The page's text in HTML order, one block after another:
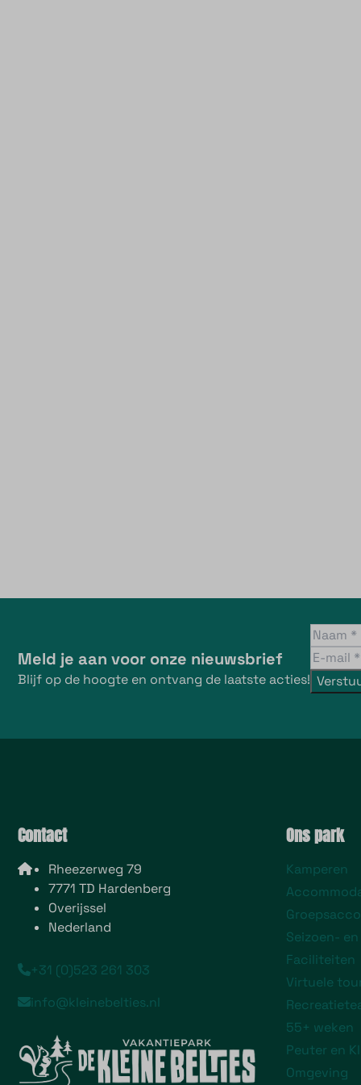
Meld je aan voor onze nieuwsbrief
Blijf op de hoogte en ontvang de laatste acties!
Contact
Rheezerweg 79
7771 TD Hardenberg
Overijssel
Nederland
+31 (0)523 261 303
info@kleinebelties.nl
Ons park
Kamperen
Seizoen-
Faciliteiten
Virtuele
55+ weken
Peuter en
Omgeving